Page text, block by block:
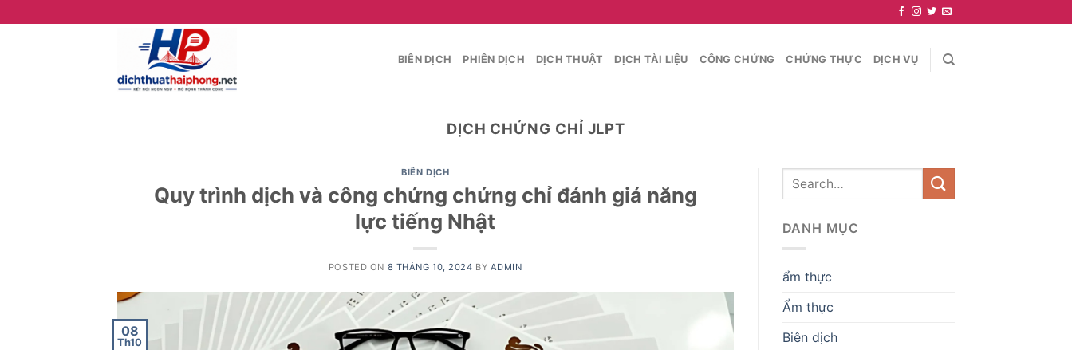
to
BIÊN DỊCH PHIÊN DỊCH DỊCH THUẬT DỊCH TÀI LIỆU CÔNG CHỨNG CHỨNG THỰC DỊCH VỤ
DỊCH CHỨNG CHỈ JLPT
BIÊN DỊCH
Quy trình dịch và công chứng chứng chỉ đánh giá năng
lực tiếng Nhật
POSTED ON 8 THÁNG 10, 2024 BY ADMIN
08
Th10
DANH MỤC
ẩm thực
Ẩm thực
Biên dịch